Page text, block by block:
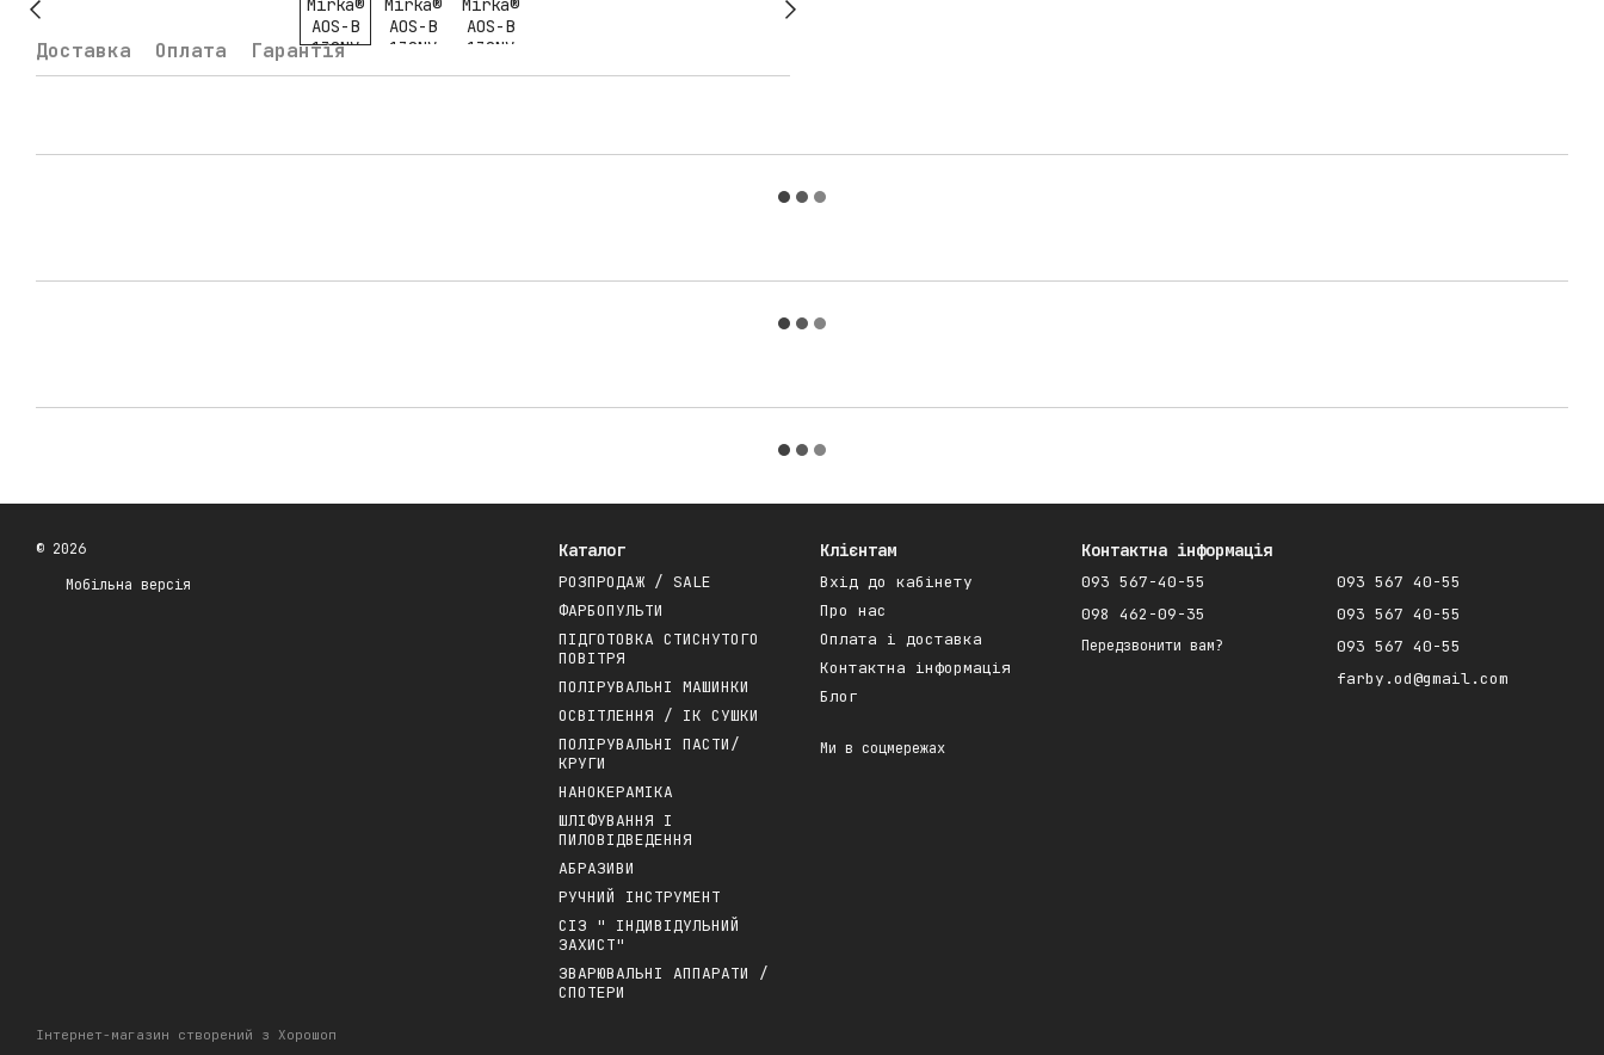
Доставка Оплата Гарантія
© 2026
Мобільна версія
Інтернет-магазин створений з Хорошоп
Каталог
РОЗПРОДАЖ / SALE
ФАРБОПУЛЬТИ
ПІДГОТОВКА СТИСНУТОГО
ПОВІТРЯ
ПОЛІРУВАЛЬНІ МАШИНКИ
ОСВІТЛЕННЯ / ІК СУШКИ
ПОЛІРУВАЛЬНІ ПАСТИ/
КРУГИ
НАНОКЕРАМІКА
ШЛІФУВАННЯ І
ПИЛОВІДВЕДЕННЯ
АБРАЗИВИ
РУЧНИЙ ІНСТРУМЕНТ
СІЗ " ІНДИВІДУЛЬНИЙ
ЗАХИСТ"
ЗВАРЮВАЛЬНІ АППАРАТИ /
СПОТЕРИ
Клієнтам
Вхід до кабінету
Про нас
Оплата і доставка
Контактна інформація
Блог
Ми в соцмережах
Контактна інформація
093 567-40-55
098 462-09-35
Передзвонити вам?
093 567 40-55
093 567 40-55
093 567 40-55
farby.od@gmail.com